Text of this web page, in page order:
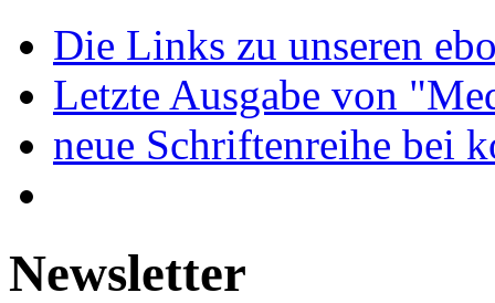
Die Links zu unseren
Letzte Ausgabe von
neue Schriftenreihe bei
Newsletter